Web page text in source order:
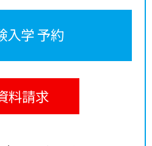
入学 予約
料請求